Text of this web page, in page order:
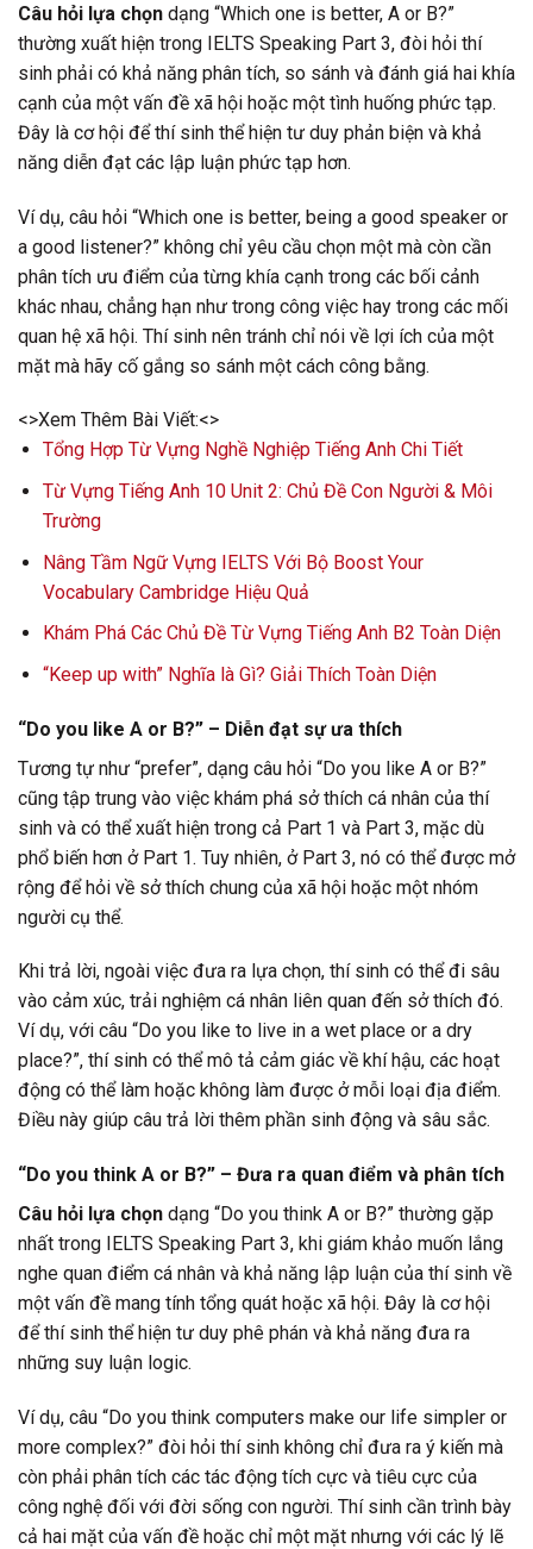
Câu hỏi lựa chọn dạng “Which one is better, A or B?”
thường xuất hiện trong IELTS Speaking Part 3, đòi hỏi thí
sinh phải có khả năng phân tích, so sánh và đánh giá hai khía
cạnh của một vấn đề xã hội hoặc một tình huống phức tạp.
Đây là cơ hội để thí sinh thể hiện tư duy phản biện và khả
năng diễn đạt các lập luận phức tạp hơn.
Ví dụ, câu hỏi “Which one is better, being a good speaker or
a good listener?” không chỉ yêu cầu chọn một mà còn cần
phân tích ưu điểm của từng khía cạnh trong các bối cảnh
khác nhau, chẳng hạn như trong công việc hay trong các mối
quan hệ xã hội. Thí sinh nên tránh chỉ nói về lợi ích của một
mặt mà hãy cố gắng so sánh một cách công bằng.
<>Xem Thêm Bài Viết:<>
Tổng Hợp Từ Vựng Nghề Nghiệp Tiếng Anh Chi Tiết
Từ Vựng Tiếng Anh 10 Unit 2: Chủ Đề Con Người & Môi
Trường
Nâng Tầm Ngữ Vựng IELTS Với Bộ Boost Your
Vocabulary Cambridge Hiệu Quả
Khám Phá Các Chủ Đề Từ Vựng Tiếng Anh B2 Toàn Diện
“Keep up with” Nghĩa là Gì? Giải Thích Toàn Diện
“Do you like A or B?” – Diễn đạt sự ưa thích
Tương tự như “prefer”, dạng câu hỏi “Do you like A or B?”
cũng tập trung vào việc khám phá sở thích cá nhân của thí
sinh và có thể xuất hiện trong cả Part 1 và Part 3, mặc dù
phổ biến hơn ở Part 1. Tuy nhiên, ở Part 3, nó có thể được mở
rộng để hỏi về sở thích chung của xã hội hoặc một nhóm
người cụ thể.
Khi trả lời, ngoài việc đưa ra lựa chọn, thí sinh có thể đi sâu
vào cảm xúc, trải nghiệm cá nhân liên quan đến sở thích đó.
Ví dụ, với câu “Do you like to live in a wet place or a dry
place?”, thí sinh có thể mô tả cảm giác về khí hậu, các hoạt
động có thể làm hoặc không làm được ở mỗi loại địa điểm.
Điều này giúp câu trả lời thêm phần sinh động và sâu sắc.
“Do you think A or B?” – Đưa ra quan điểm và phân tích
Câu hỏi lựa chọn dạng “Do you think A or B?” thường gặp
nhất trong IELTS Speaking Part 3, khi giám khảo muốn lắng
nghe quan điểm cá nhân và khả năng lập luận của thí sinh về
một vấn đề mang tính tổng quát hoặc xã hội. Đây là cơ hội
để thí sinh thể hiện tư duy phê phán và khả năng đưa ra
những suy luận logic.
Ví dụ, câu “Do you think computers make our life simpler or
more complex?” đòi hỏi thí sinh không chỉ đưa ra ý kiến mà
còn phải phân tích các tác động tích cực và tiêu cực của
công nghệ đối với đời sống con người. Thí sinh cần trình bày
cả hai mặt của vấn đề hoặc chỉ một mặt nhưng với các lý lẽ